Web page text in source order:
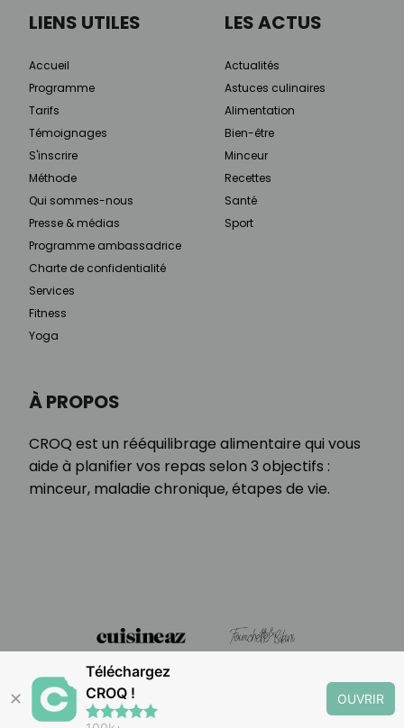
À PROPOS
CROQ est un rééquilibrage alimentaire qui vous
aide à planifier vos repas selon 3 objectifs :
minceur, maladie chronique, étapes de vie.
LIENS UTILES
Accueil
Programme
Tarifs
Témoignages
S'inscrire
Méthode
Qui sommes-nous
Presse & médias
Programme ambassadrice
Charte de confidentialité
Services
Fitness
Yoga
LES ACTUS
Actualités
Astuces culinaires
Alimentation
Bien-être
Minceur
Recettes
Santé
Sport
✕
Téléchargez
CROQ !
OUVRIR